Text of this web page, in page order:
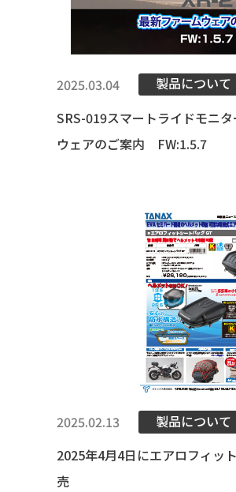
2025.03.04
製品について
SRS-019スマートライドモニ
ウェアのご案内 FW:1.5.7
2025.02.13
製品について
2025年4月4日にエアロフィッ
売